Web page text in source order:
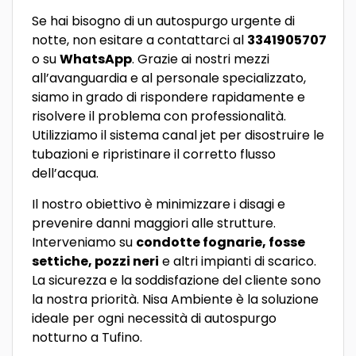
Se hai bisogno di un autospurgo urgente di
notte, non esitare a contattarci al 3341905707
o suWhatsApp. Grazie ai nostri mezzi
all’avanguardia e al personale specializzato,
siamo in grado di rispondere rapidamente e
risolvere il problema con professionalità.
Utilizziamo il sistema canal jet per disostruire le
tubazioni e ripristinare il corretto flusso
dell’acqua.
Il nostro obiettivo è minimizzare i disagi e
prevenire danni maggiori alle strutture.
Interveniamo su condotte fognarie, fosse
settiche, pozzi neri e altri impianti di scarico.
La sicurezza e la soddisfazione del cliente sono
la nostra priorità. Nisa Ambiente è la soluzione
ideale per ogni necessità di autospurgo
notturno a Tufino.